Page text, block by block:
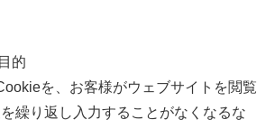
的
を、お客様がウェブサイトを閲覧
繰り返し入力することがなくなるな